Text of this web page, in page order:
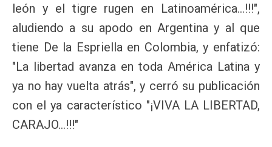
león y el tigre rugen en Latinoamérica...!!!",
aludiendo a su apodo en Argentina y al que
tiene De la Espriella en Colombia, y enfatizó:
"La libertad avanza en toda América Latina y
ya no hay vuelta atrás", y cerró su publicación
con el ya característico "¡VIVA LA LIBERTAD,
CARAJO...!!!"